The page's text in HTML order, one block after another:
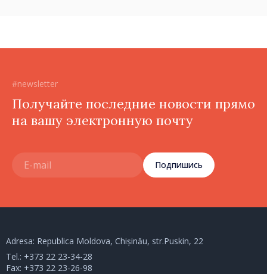
#newsletter
Получайте последние новости прямо
на вашу электронную почту
Подпишись
Adresa: Republica Moldova, Chișinău, str.Puskin, 22
Tel.: +373 22 23-34-28
Fax: +373 22 23-26-98